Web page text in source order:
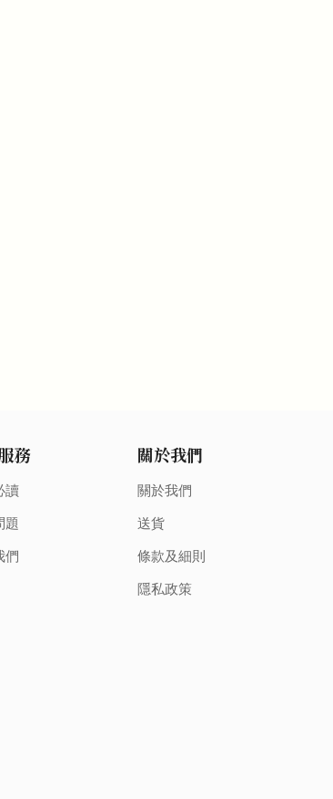
務
讀
題
們
關於我們
關於我們
送貨
條款及細則
隱私政策